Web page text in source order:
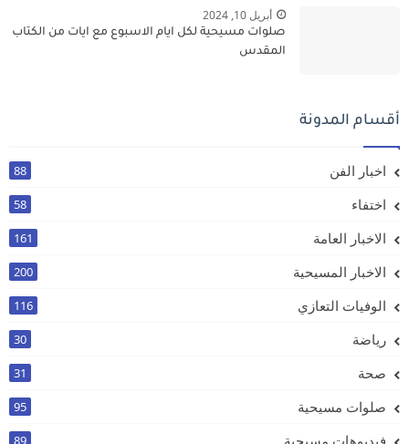
أبريل 10, 2024
صلوات مسيحية لكل ايام الاسبوع مع ايات من الكتاب
المقدس
أقسام المدونة
اخبار الفن 88
اختفاء 58
الاخبار العامة 161
الاخبار المسيحية 200
الوفيات التعازي 116
رياضة 30
صحة 31
صلوات مسيحية 95
فيديوهات مسيحية 89